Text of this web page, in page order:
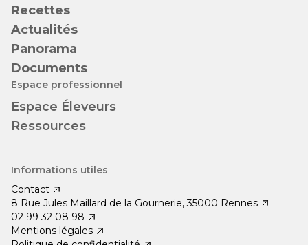
Recettes
Actualités
Panorama
Documents
Espace professionnel
Espace Éleveurs
Ressources
Informations utiles
Contact
8 Rue Jules Maillard de la Gournerie, 35000 Rennes
02 99 32 08 98
Mentions légales